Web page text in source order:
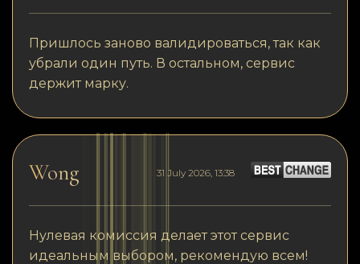
Пришлось заново валидироваться, так как
убрали один путь. В остальном, сервис
держит марку.
Wong 31 July 2026, 13:38
Нулевая комиссия делает этот сервис
идеальным выбором, рекомендую всем!